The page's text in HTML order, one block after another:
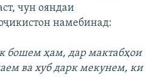
чун ояндаи
намебинад:
бошем ҳам, дар мактабҳои
ва хуб дарк мекунем, ки